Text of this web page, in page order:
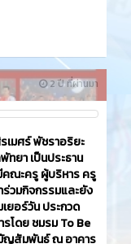
2 ปี ที่ผ่านมา
เมศร์ พัชราอริยะ
ยา เป็นประธาน
คณะครู ผู้บริหาร ครู
ร่วมกิจกรรมและยัง
ยอร์วัน ประกวด
รโดย ชมรม To Be
มัญสัมพันธ์ ณ อาคาร